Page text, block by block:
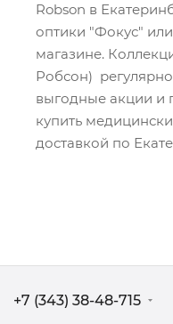
Robson в
оптики "Фокус"
магазине.
Робсон)
выгодные акции и
купить
доставкой по
+7 (343) 38-48-715